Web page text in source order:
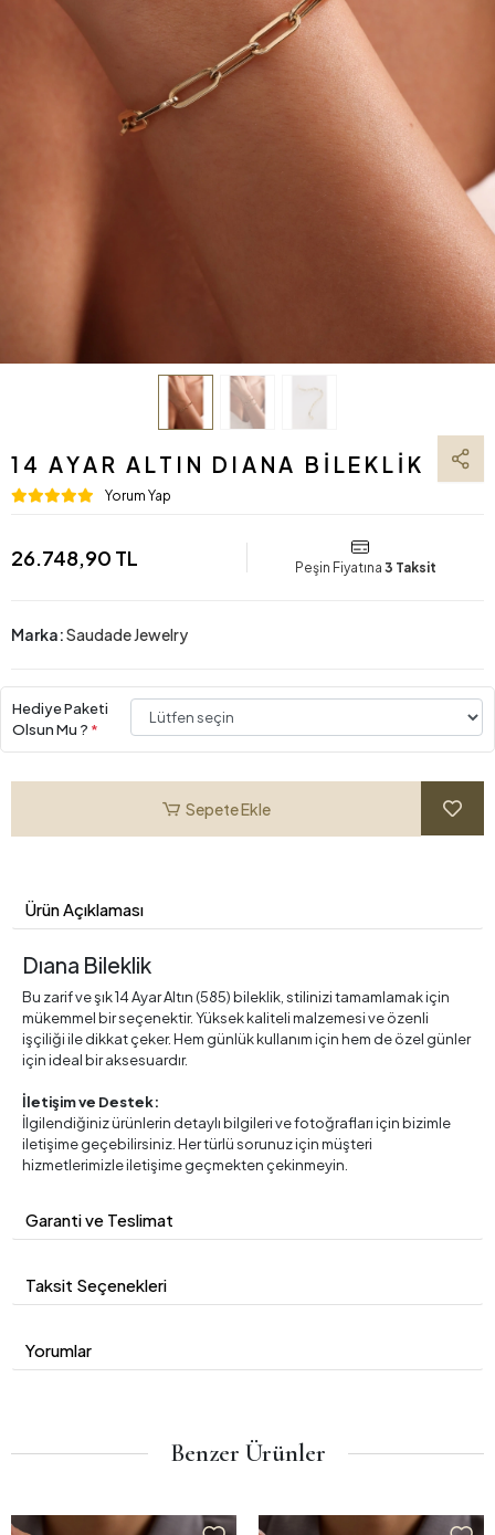
14 AYAR ALTIN DIANA BILEKLIK
Yorum Yap
26.748,90 TL Peşin Fiyatına 3 Taksit
Marka:Saudade Jewelry
Hediye Paketi
Olsun Mu ? *
Sepete Ekle
Ürün Açıklaması
Dıana Bileklik
Bu zarif ve şık 14 Ayar Altın (585) bileklik, stilinizi tamamlamak için
mükemmel bir seçenektir. Yüksek kaliteli malzemesi ve özenli
işçiliği ile dikkat çeker. Hem günlük kullanım için hem de özel günler
için ideal bir aksesuardır.
İletişim ve Destek:
İlgilendiğiniz ürünlerin detaylı bilgileri ve fotoğrafları için bizimle
iletişime geçebilirsiniz. Her türlü sorunuz için müşteri
hizmetlerimizle iletişime geçmekten çekinmeyin.
Garanti ve Teslimat
Taksit Seçenekleri
Yorumlar
Benzer Ürünler